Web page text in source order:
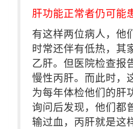
肝功能正常者仍可能
有这样两位病人，他
时常还伴有低热，其
乙肝。但医院检查报
慢性丙肝。而此时，
为每年体检他们的肝
询问后发现，他们都
输过血，丙肝就是这